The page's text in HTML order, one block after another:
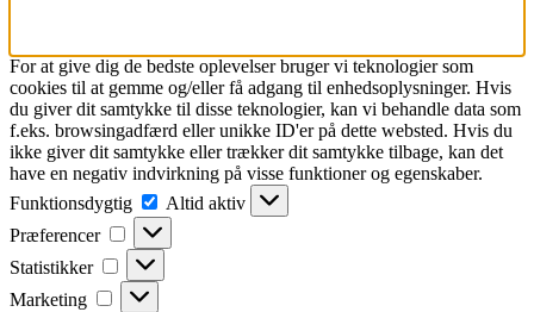
For at give dig de bedste oplevelser bruger vi teknologier som
cookies til at gemme og/eller få adgang til enhedsoplysninger. Hvis
du giver dit samtykke til disse teknologier, kan vi behandle data som
f.eks. browsingadfærd eller unikke ID'er på dette websted. Hvis du
ikke giver dit samtykke eller trækker dit samtykke tilbage, kan det
have en negativ indvirkning på visse funktioner og egenskaber.
Funktionsdygtig
Funktionsdygtig
Altid aktiv
Præferencer
Præferencer
Statistikker Statistikker
Marketing Marketing